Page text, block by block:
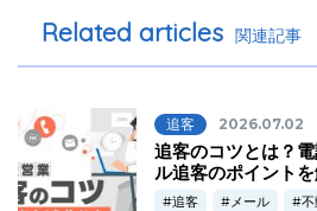
Related articles 関連記事
追客 2026.07.02
追客のコツとは？
ル追客のポイントを
追客 メール